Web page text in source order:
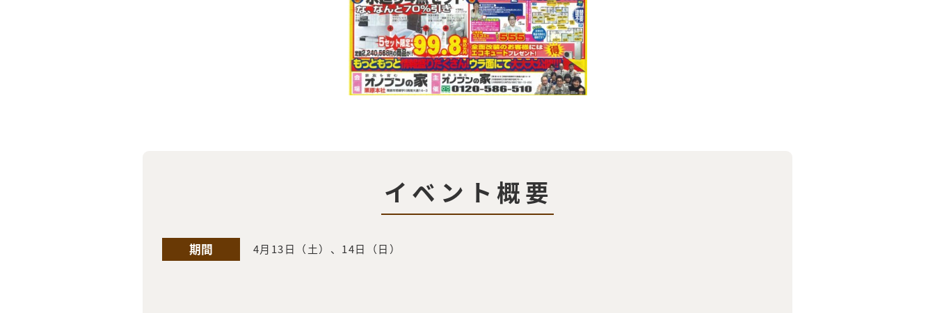
イベント概要
期間 4月13日（土）、14日（日）